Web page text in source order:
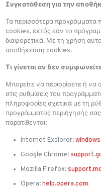
Συγκατάθεση για την
Τα περισσότερα προγράμματα
cookies, εκτός εάν το
διαφορετικά. Με τη χρήση
αποθήκευση cookies.
Τι γίνεται αν δεν
Μπορείτε να περιορίσετε ή
στις ρυθμίσεις του
πληροφορίες σχετικά με τη
προγράμματος περιήγησής
παρατίθενται:
Internet Explorer:
Google Chrome:
Mozilla Firefox:
Opera:help.opera.com